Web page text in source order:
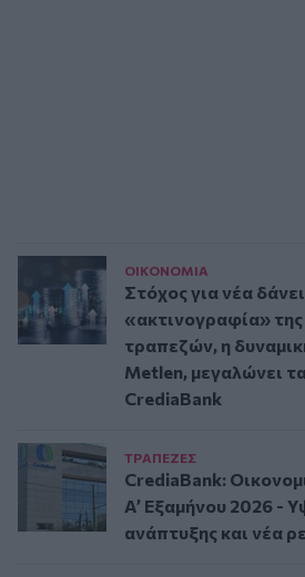
ΟΙΚΟΝΟΜΙΑ
Στόχος για νέα
«ακτινογραφία»
τραπεζών, η
Metlen, μεγαλώνει
CrediaBank
ΤΡAΠΕΖΕΣ
CrediaBank:
A’ Εξαμήνου 2026 -
ανάπτυξης και νέα